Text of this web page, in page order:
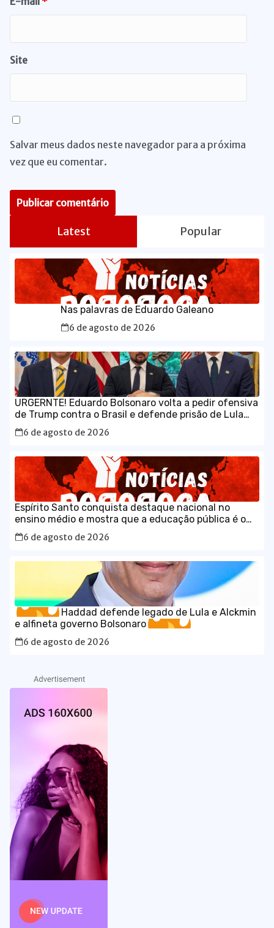
Site
Salvar meus dados neste navegador para a próxima
vez que eu comentar.
Latest Popular
Nas palavras de Eduardo Galeano
6 de agosto de 2026
URGERNTE! Eduardo Bolsonaro volta a pedir ofensiva
de Trump contra o Brasil e defende prisão de Lula
em vídeo em inglês
6 de agosto de 2026
Espírito Santo conquista destaque nacional no
ensino médio e mostra que a educação pública é o
caminho para o desenvolvimento do Brasil
6 de agosto de 2026
Haddad defende legado de Lula e Alckmin
e alfineta governo Bolsonaro
6 de agosto de 2026